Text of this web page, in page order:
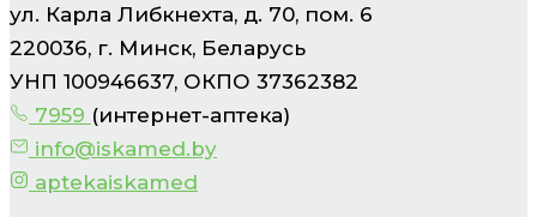
ул. Карла Либкнехта, д. 70, пом. 6
220036, г. Минск, Беларусь
УНП 100946637, ОКПО 37362382
7959 (интернет-аптека)
info@iskamed.by
aptekaiskamed